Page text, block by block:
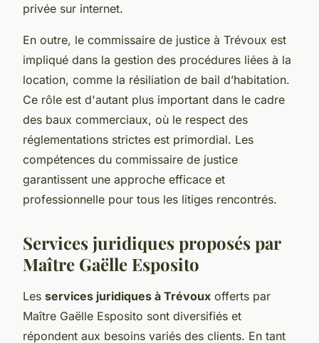
privée sur internet.
En outre, le commissaire de justice à Trévoux est
impliqué dans la gestion des procédures liées à la
location, comme la résiliation de bail d’habitation.
Ce rôle est d'autant plus important dans le cadre
des baux commerciaux, où le respect des
réglementations strictes est primordial. Les
compétences du commissaire de justice
garantissent une approche efficace et
professionnelle pour tous les litiges rencontrés.
Services juridiques proposés par
Maître Gaëlle Esposito
Les services juridiques à Trévoux offerts par
Maître Gaëlle Esposito sont diversifiés et
répondent aux besoins variés des clients. En tant